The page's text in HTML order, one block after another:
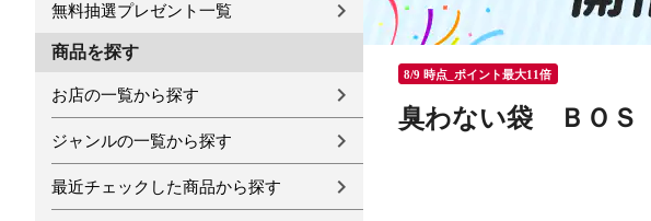
無料抽選プレゼント一覧
商品を探す
お店の一覧から探す
ジャンルの一覧から探す
最近チェックした商品から探す
8/9 時点_ポイント最大11倍
臭わない袋 ＢＯ